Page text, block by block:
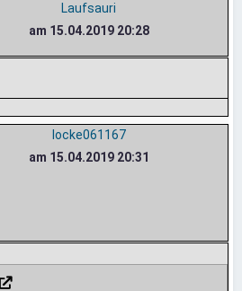
Laufsauri
am 15.04.2019 20:28
locke061167
am 15.04.2019 20:31